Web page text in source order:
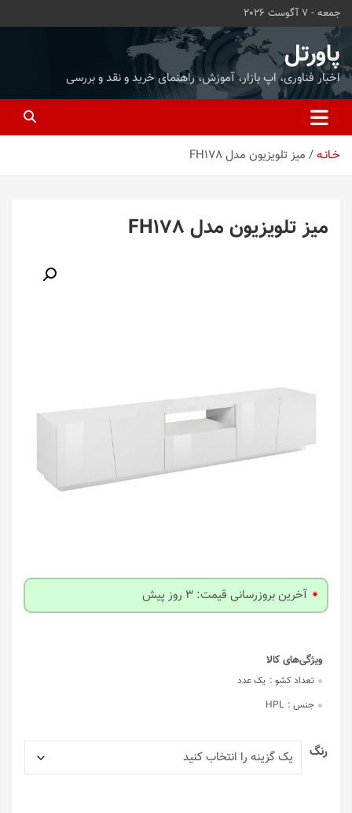
محتوا
بروید
جمعه - 7 آگوست 2026
پاورتل
اخبار فناوری، اپ بازار، آموزش، راهنمای خرید و نقد و بررسی
خـانـه میز تلویزیون مدل FH178
میز تلویزیون مدل FH178
آخرین بروزرسانی قیمت: 3 روز پیش
تعداد کشو : یک عدد
جنس : HPL
رنگ